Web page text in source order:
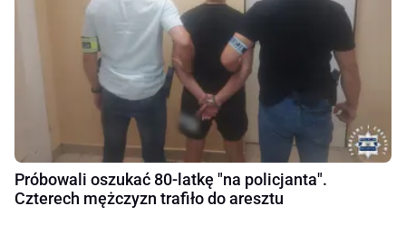
Próbowali oszukać 80-latkę "na policjanta".
Czterech mężczyzn trafiło do aresztu